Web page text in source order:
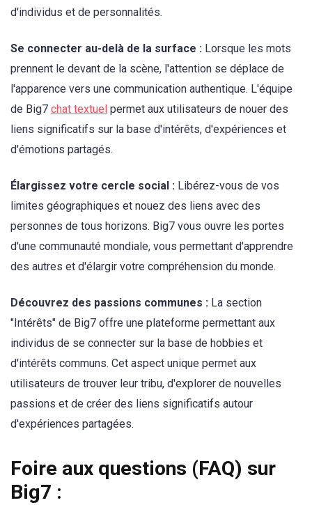
d'individus et de personnalités.
Se connecter au-delà de la surface : Lorsque les mots
prennent le devant de la scène, l'attention se déplace de
l'apparence vers une communication authentique. L'équipe
de Big7 chat textuel permet aux utilisateurs de nouer des
liens significatifs sur la base d'intérêts, d'expériences et
d'émotions partagés.
Élargissez votre cercle social : Libérez-vous de vos
limites géographiques et nouez des liens avec des
personnes de tous horizons. Big7 vous ouvre les portes
d'une communauté mondiale, vous permettant d'apprendre
des autres et d'élargir votre compréhension du monde.
Découvrez des passions communes : La section
"Intérêts" de Big7 offre une plateforme permettant aux
individus de se connecter sur la base de hobbies et
d'intérêts communs. Cet aspect unique permet aux
utilisateurs de trouver leur tribu, d'explorer de nouvelles
passions et de créer des liens significatifs autour
d'expériences partagées.
Foire aux questions (FAQ) sur
Big7 :